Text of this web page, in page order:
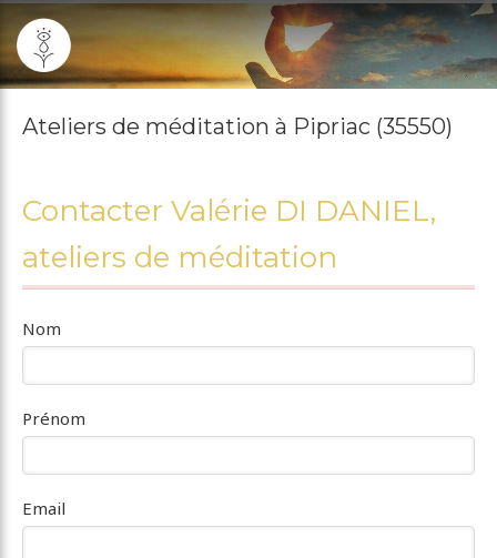
Ateliers de méditation à Pipriac (35550)
Contacter Valérie DI DANIEL,
ateliers de méditation
Nom
Prénom
Email